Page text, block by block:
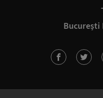
București